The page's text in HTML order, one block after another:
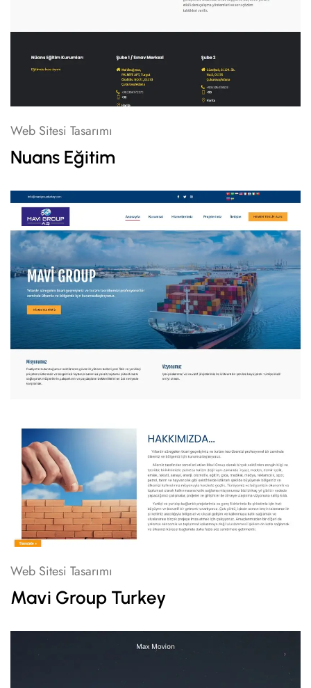
Web Sitesi Tasarımı
Nuans Eğitim
Web Sitesi Tasarımı
Mavi Group Turkey